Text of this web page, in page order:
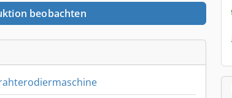
beobachten